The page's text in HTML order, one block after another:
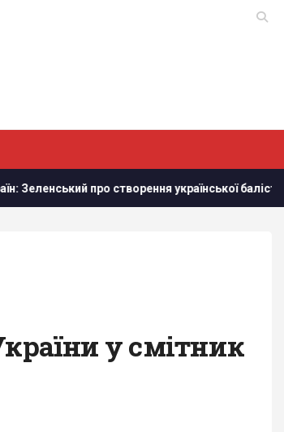
створення української балістики
у смітник